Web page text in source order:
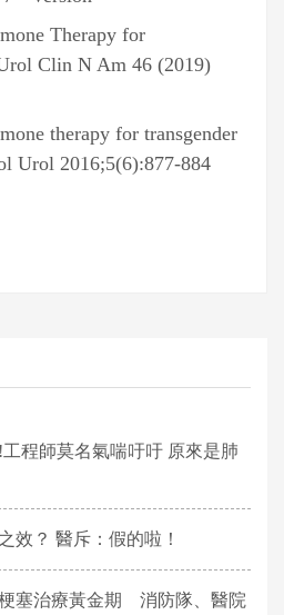
Therapy for
Clin N Am 46 (2019)
therapy for transgender
Urol 2016;5(6):877-884
程師莫名氣喘吁吁 原來是肺
效？ 醫斥：假的啦！
塞治療黃金期 消防隊、醫院